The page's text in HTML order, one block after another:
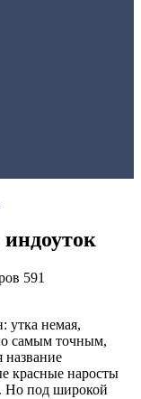
591
утка немая,
самым точным,
название
красные наросты
Но под широкой